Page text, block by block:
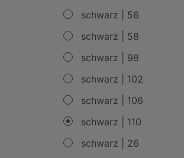
schwarz | 56
schwarz | 58
schwarz | 98
schwarz | 102
schwarz | 106
schwarz | 110
schwarz | 26